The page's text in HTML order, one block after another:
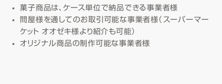
菓子商品は、ケース単位で納品できる事業者様
問屋様を通してのお取引可能な事業者様（スーパーマー
ケット オオゼキ様より紹介も可能）
オリジナル商品の制作可能な事業者様